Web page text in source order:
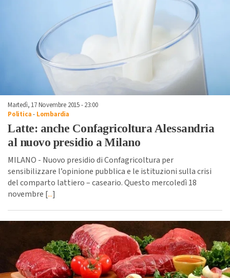
Martedì, 17 Novembre 2015 - 23:00
Politica- Lombardia
Latte: anche Confagricoltura Alessandria
al nuovo presidio a Milano
MILANO - Nuovo presidio di Confagricoltura per
sensibilizzare l’opinione pubblica e le istituzioni sulla crisi
del comparto lattiero – caseario. Questo mercoledì 18
novembre [...]